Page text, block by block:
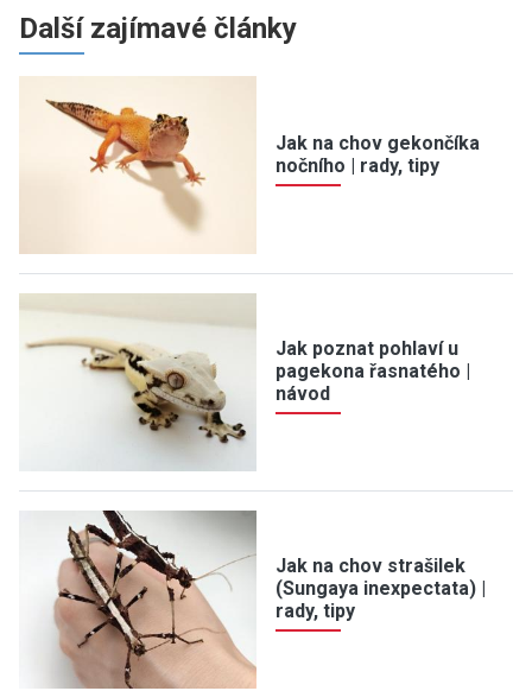
Další zajímavé články
Jak na chov gekončíka
nočního | rady, tipy
Jak poznat pohlaví u
pagekona řasnatého |
návod
Jak na chov strašilek
(Sungaya inexpectata) |
rady, tipy